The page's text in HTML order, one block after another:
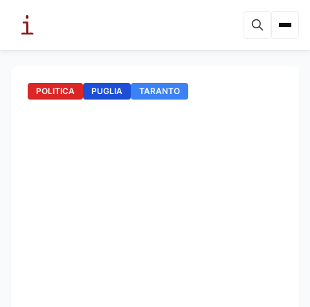
POLITICA PUGLIA TARANTO